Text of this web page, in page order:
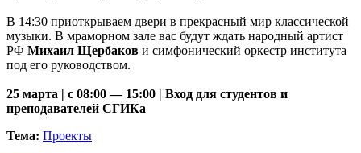
В 14:30 приоткрываем двери в прекрасный мир классической
музыки. В мраморном зале вас будут ждать народный артист
РФ Михаил Щербаков и симфонический оркестр института
под его руководством.
25 марта | с 08:00 — 15:00 | Вход для студентов и
преподавателей СГИКа
Тема: Проекты